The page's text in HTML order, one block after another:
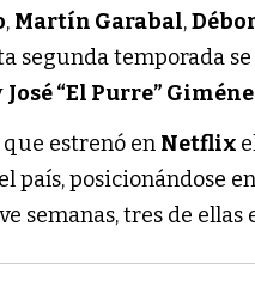
, Martín Garabal,
segunda temporada
José “El Purre”
estrenó en Netflix
país, posicionándose
semanas, tres de ellas